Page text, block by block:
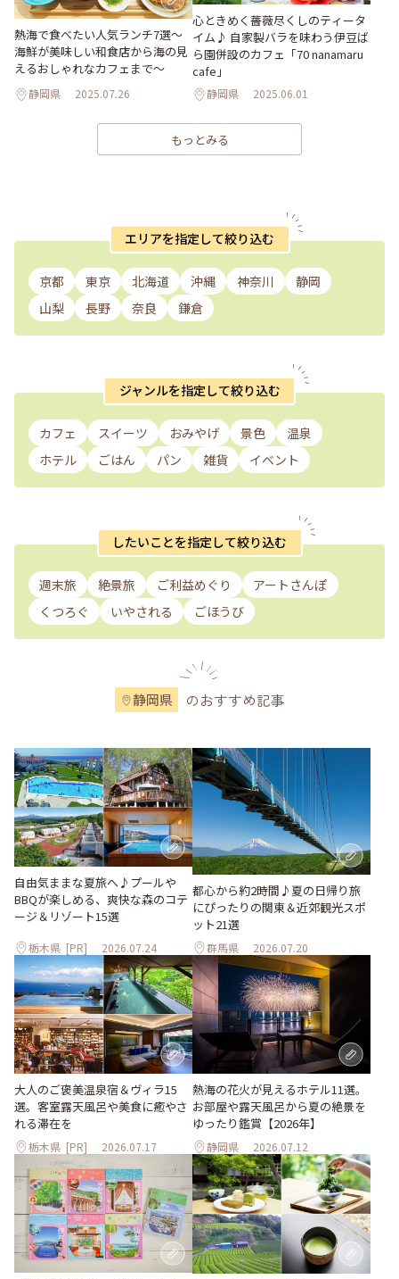
熱海で食べたい人気ランチ7選～
海鮮が美味しい和食店から海の見
えるおしゃれなカフェまで～
静岡県 2025.07.26
心ときめく薔薇尽くしのティータ
イム♪ 自家製バラを味わう伊豆ば
ら園併設のカフェ「70 nanamaru
cafe」
静岡県 2025.06.01
もっとみる
エリアを指定して絞り込む
京都 東京 北海道 沖縄 神奈川
静岡
山梨
長野 奈良 鎌倉
ジャンルを指定して絞り込む
カフェ スイーツ おみやげ 景色
温泉
ホテル
ごはん パン 雑貨 イベント
したいことを指定して絞り込む
週末旅 絶景旅 ご利益めぐり
アートさんぽ
くつろぐ
いやされる ごほうび
静岡県 のおすすめ記事
自由気ままな夏旅へ♪プールや
BBQが楽しめる、爽快な森のコテ
ージ＆リゾート15選
栃木県 [PR] 2026.07.24
都心から約2時間♪夏の日帰り旅
にぴったりの関東＆近郊観光スポ
ット21選
群馬県 2026.07.20
大人のご褒美温泉宿＆ヴィラ15
選。客室露天風呂や美食に癒やさ
れる滞在を
栃木県 [PR] 2026.07.17
熱海の花火が見えるホテル11選。
お部屋や露天風呂から夏の絶景を
ゆったり鑑賞【2026年】
静岡県 2026.07.12